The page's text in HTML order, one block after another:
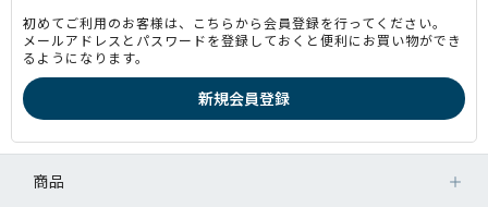
初めてご利用のお客様は、こちらから会員登録を行ってください。
メールアドレスとパスワードを登録しておくと便利にお買い物ができ
るようになります。
商品